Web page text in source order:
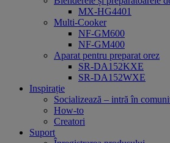
MX-HG4401
Multi-Cooker
NF-GM600
NF-GM400
Aparat pentru preparat orez
SR-DA152KXE
SR-DA152WXE
Inspirație
Socializează – intră în
How-to
Creatori
Suport